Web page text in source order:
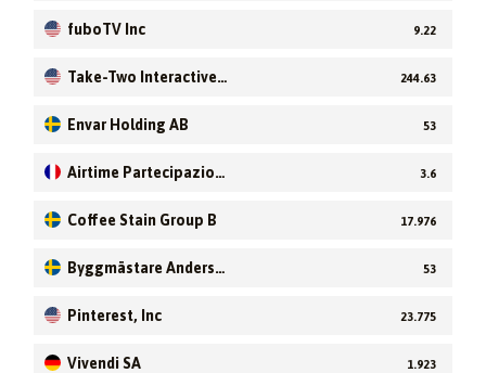
fuboTV Inc 9.22
Take-Two Interactive
244.63
Envar Holding AB 53
Airtime Partecipazion
3.6
Coffee Stain Group B 17.976
Byggmästare Anders J
(publ)
53
Pinterest, Inc 23.775
Vivendi SA 1.923